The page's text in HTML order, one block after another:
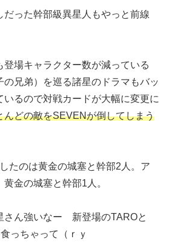
だった幹部級異星人もやっと前線
登場キャラクター数が減っている
の兄弟）を巡る諸星のドラマもバッ
るので対戦カードが大幅に変更に
んどの敵をSEVENが倒してしまう
たのは黄金の城塞と幹部2人。ア
金の城塞と幹部1人。
さん強いなー 新登場のTAROと
っちゃって（ｒｙ